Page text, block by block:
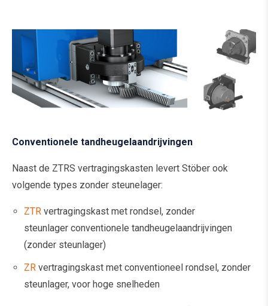
Conventionele tandheugelaandrijvingen
Naast de ZTRS vertragingskasten levert Stöber ook
volgende types zonder steunelager:
ZTR vertragingskast met rondsel, zonder
steunlager conventionele tandheugelaandrijvingen
(zonder steunlager)
ZR vertragingskast met conventioneel rondsel, zonder
steunlager, voor hoge snelheden